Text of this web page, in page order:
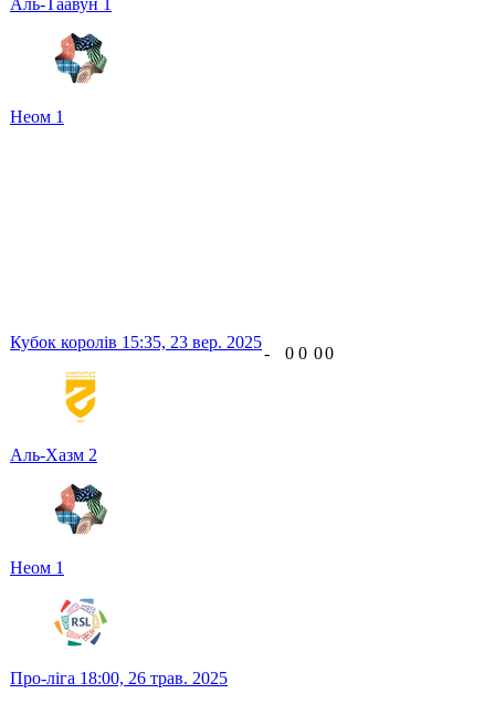
Аль-Таавун 1
Неом 1
Кубок королів 15:35, 23 вер. 2025
Аль-Хазм 2
Неом 1
- 0 0 00
Про-ліга 18:00, 26 трав. 2025